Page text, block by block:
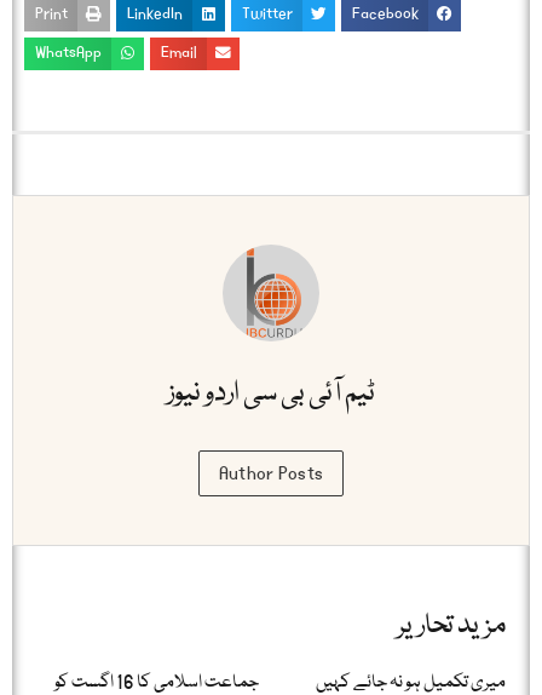
Facebook
Twitter
LinkedIn
Print
Email
WhatsApp
ٹیم آئی بی سی اردو نیوز
Author Posts
مزید تحاریر
میری تکمیل ہو نہ جائے کہیں
جماعت اسلامی کا 16 اگست کو